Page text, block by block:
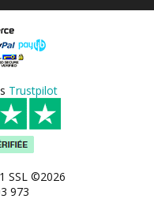
Trustpilot
SSL ©2026
973